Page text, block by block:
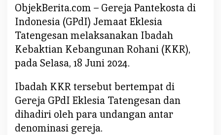
a
n
,
I
n
i
h
o
t
b
a
ObjekBerita.com – Gereja Pantekosta di
Indonesia (GPdI) Jemaat Eklesia
Tatengesan melaksanakan Ibadah
Kebaktian Kebangunan Rohani (KKR),
pada Selasa, 18 Juni 2024.
Ibadah KKR tersebut bertempat di
Gereja GPdI Eklesia Tatengesan dan
dihadiri oleh para undangan antar
denominasi gereja.